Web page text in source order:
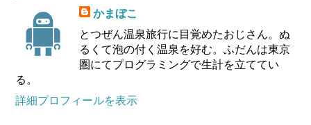
かまぼこ
とつぜん温泉旅行に目覚めたおじさん。ぬ
るくて泡の付く温泉を好む。ふだんは東京
圏にてプログラミングで生計を立ててい
る。
詳細プロフィールを表示